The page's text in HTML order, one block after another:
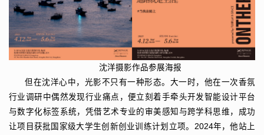
沈洋摄影作品参展海报
但在沈洋心中，光影不只有一种形态。大一时，他在一次香氛
行业调研中偶然发现行业痛点，便立刻着手牵头开发智能设计平台
与数字化标签系统，凭借艺术专业的审美感知与跨学科思维，成功
让项目获批国家级大学生创新创业训练计划立项。2024年，他站上